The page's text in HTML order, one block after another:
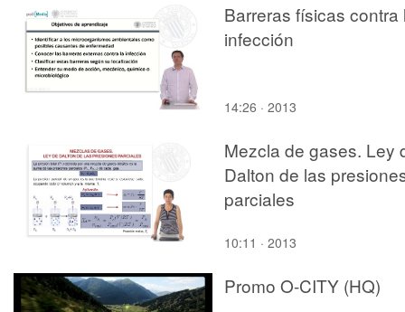
Barreras físicas contra
infección
14:26 · 2013
Mezcla de gases. Ley
Dalton de las
parciales
10:11 · 2013
Promo O-CITY (HQ)